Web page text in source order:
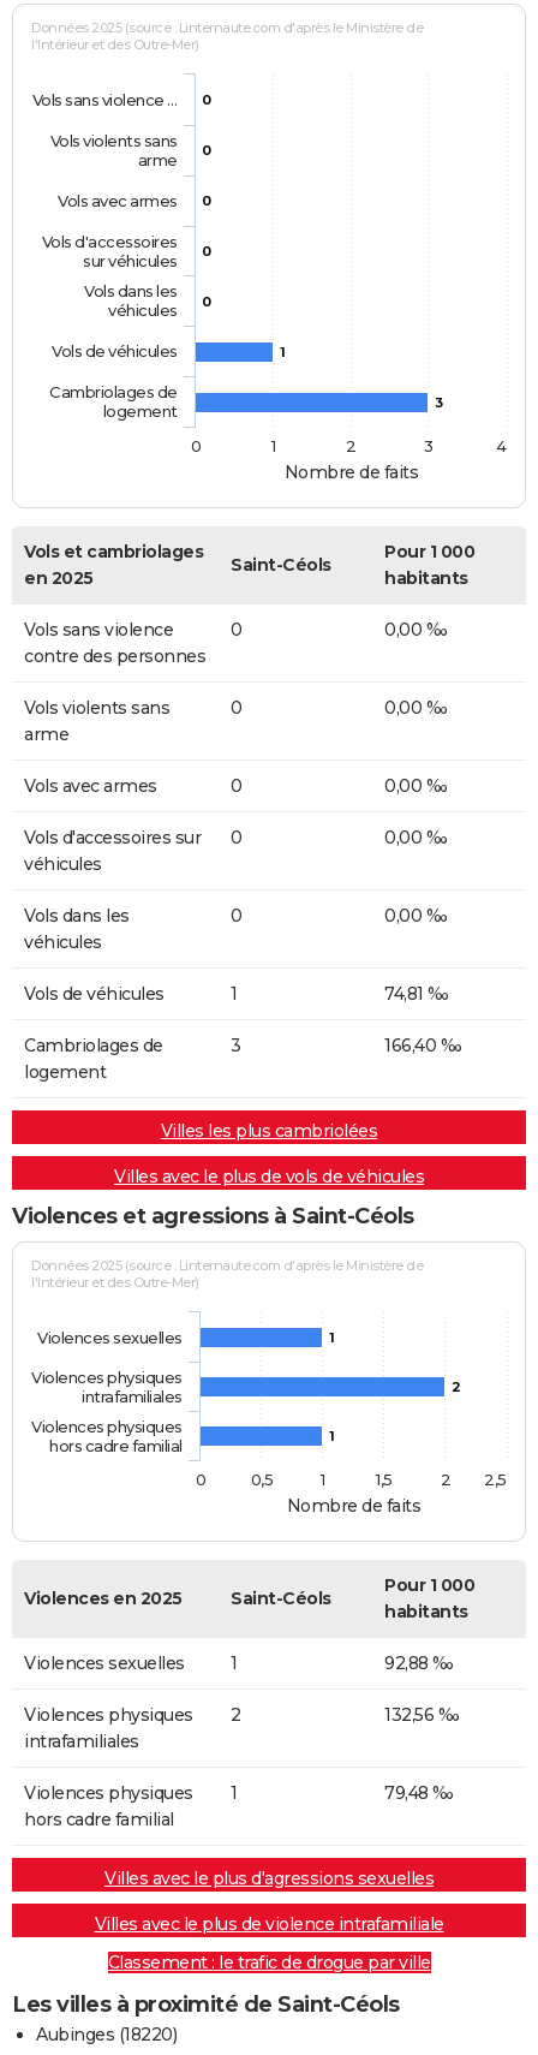
Nombre de faits
Données 2025 (source : Linternaute.com d'après le Ministère de
l'Intérieur et des Outre-Mer)
0
0
0
0
0
1
3
Vols sans violence …
Vols violents sans
arme
Vols avec armes
Vols d'accessoires
sur véhicules
Vols dans les
véhicules
Vols de véhicules
Cambriolages de
logement
0
1 2 3 4
Vols et cambriolages
en 2025
Saint-Céols
Pour 1 000
habitants
Vols sans violence
contre des personnes
0 0,00 ‰
Vols violents sans
arme
0 0,00 ‰
Vols avec armes 0 0,00 ‰
Vols d'accessoires sur
véhicules
0 0,00 ‰
Vols dans les
véhicules
0 0,00 ‰
Vols de véhicules 1 74,81 ‰
Cambriolages de
logement
3 166,40 ‰
Villes les plus cambriolées
Villes avec le plus de vols de véhicules
Violences et agressions à Saint-Céols
Nombre de faits
Données 2025 (source : Linternaute.com d'après le Ministère de
l'Intérieur et des Outre-Mer)
1
2
1
Violences sexuelles
Violences physiques
intrafamiliales
Violences physiques
hors cadre familial
0
0,5 1 1,5 2 2,5
Violences en 2025 Saint-Céols
Pour 1 000
habitants
Violences sexuelles 1 92,88 ‰
Violences physiques
intrafamiliales
2 132,56 ‰
Violences physiques
hors cadre familial
1 79,48 ‰
Villes avec le plus d'agressions sexuelles
Villes avec le plus de violence intrafamiliale
Classement : le trafic de drogue par ville
Les villes à proximité de Saint-Céols
Aubinges (18220)